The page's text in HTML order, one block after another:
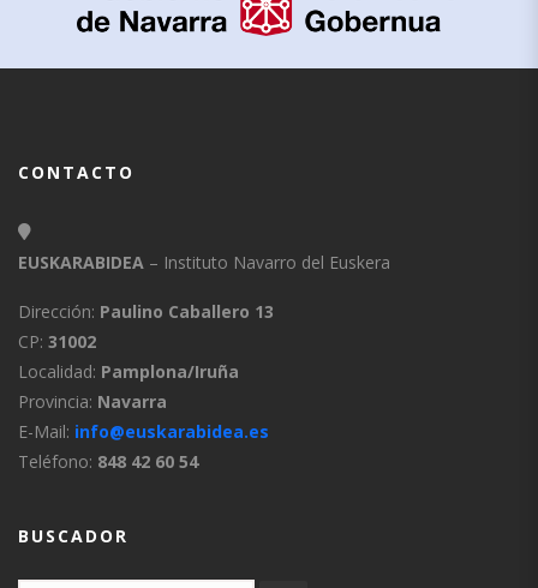
CONTACTO
EUSKARABIDEA – Instituto Navarro del Euskera
Dirección: Paulino Caballero 13
CP: 31002
Localidad: Pamplona/Iruña
Provincia: Navarra
E-Mail: info@euskarabidea.es
Teléfono: 848 42 60 54
BUSCADOR